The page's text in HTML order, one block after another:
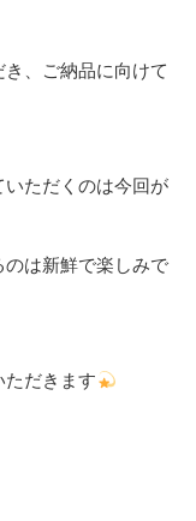
、ご納品に向けて
ただくのは今回が
は新鮮で楽しみで
だきます